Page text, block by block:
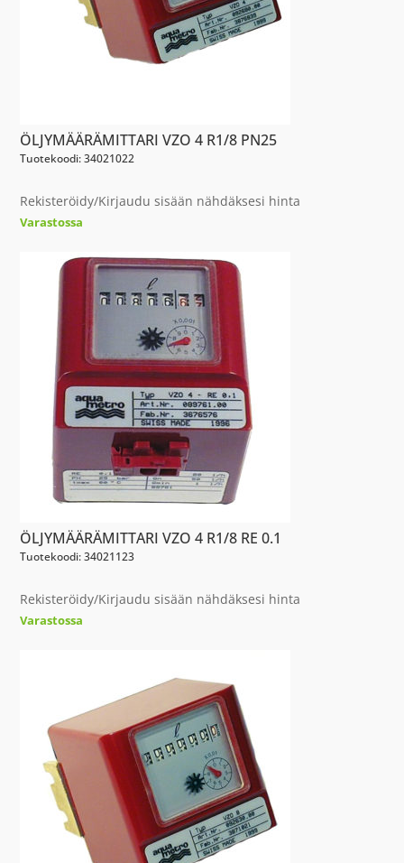
ÖLJYMÄÄRÄMITTARI VZO 4 R1/8 PN25
Tuotekoodi: 34021022
Rekisteröidy/Kirjaudu sisään nähdäksesi hinta
Varastossa
ÖLJYMÄÄRÄMITTARI VZO 4 R1/8 RE 0.1
Tuotekoodi: 34021123
Rekisteröidy/Kirjaudu sisään nähdäksesi hinta
Varastossa